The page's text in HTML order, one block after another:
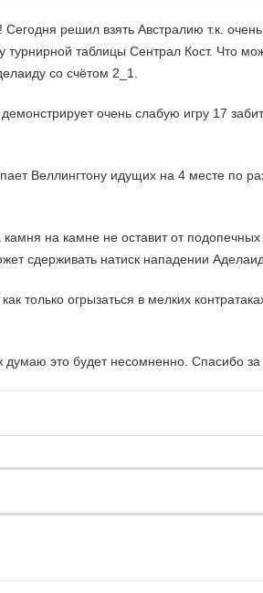
Сегодня решил взять Австралию т.к.
таблицы Сентрал Кост. Что
со счётом 2_1.
очень слабую игру 17
Веллингтону идущих на 4 месте по
на камне не оставит от
сдерживать натиск нападении
только огрызаться в мелких
думаю это будет несомненно. Спасибо